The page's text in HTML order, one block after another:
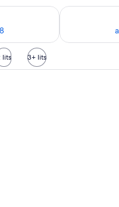
ce soir août 7 - août 8
Vérifier la
lits 3+ lits
Literie de qualité supérieure,